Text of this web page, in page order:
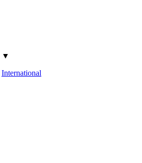
▼
International